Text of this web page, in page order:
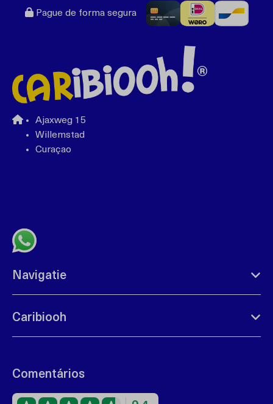
Pague de forma segura
Ajaxweg 15
Willemstad
Curaçao
Navigatie
Caribiooh
Comentários